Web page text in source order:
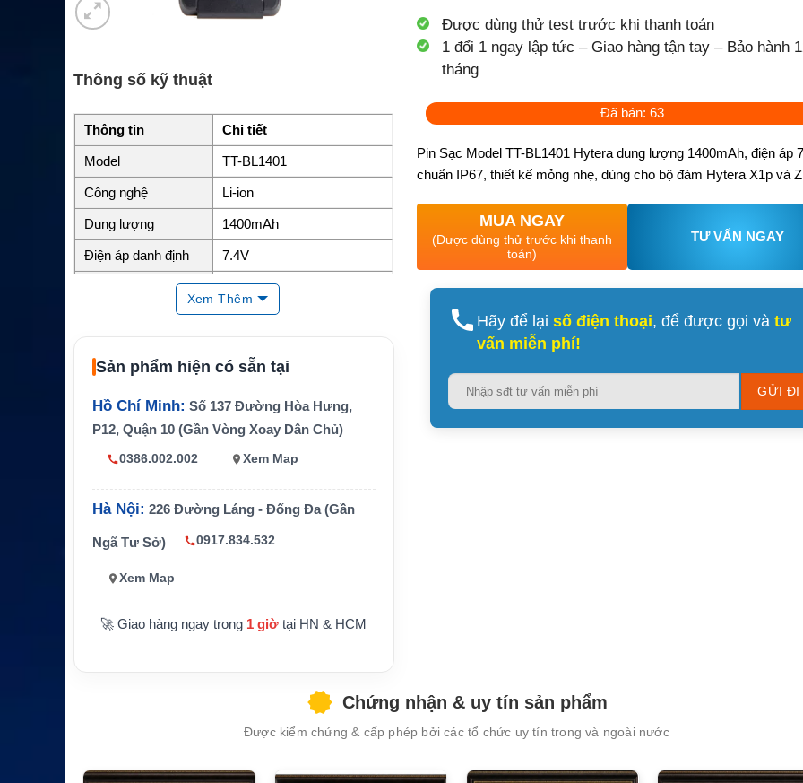
Thông số kỹ thuật
Thông tin Chi tiết
Model TT-BL1401
Công nghệ Li-ion
Dung lượng 1400mAh
Điện áp danh định 7.4V
Khoảng 10.36Wh
IP67
Trọng lượng
Thiết bị tương thích Hytera X1p và Z1p
Xem Thêm
Sản phẩm hiện có sẵn tại
Hồ Chí Minh: Số 137 Đường Hòa Hưng,
P12, Quận 10 (Gần Vòng Xoay Dân Chủ)
0386.002.002 Xem Map
Hà Nội: 226 Đường Láng - Đống Đa (Gần
Ngã Tư Sở) 0917.834.532
Xem Map
🚀 Giao hàng ngay trong 1 giờ tại HN & HCM
Được dùng thử test trước khi thanh toán
1 đổi 1 ngay lập tức – Giao hàng tận tay – Bảo hành
tháng
Đã bán: 63
Pin Sạc Model TT-BL1401 Hytera dung lượng 1400mAh, điện áp
chuẩn IP67, thiết kế mỏng nhẹ, dùng cho bộ đàm Hytera X1p và
MUA NGAY
(Được dùng thử trước khi thanh
toán)
TƯ VẤN NGAY
Hãy để lại số điện thoại, để được gọi và tư
vấn miễn phí!
Please
this
Chứng nhận & uy tín sản phẩm
Được kiểm chứng & cấp phép bởi các tổ chức uy tín trong và ngoài nước